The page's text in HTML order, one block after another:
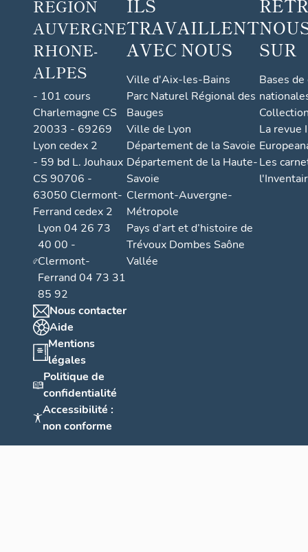
figurée
RÉGION
AUVERGNE
RHONE-
ALPES
- 101 cours
Charlemagne CS
20033 - 69269
Lyon cedex 2
- 59 bd L. Jouhaux
CS 90706 -
63050 Clermont-
Ferrand cedex 2
Lyon 04 26 73
40 00 -
Clermont-
Ferrand 04 73 31
85 92
Nous contacter
Aide
Mentions
légales
Politique de
confidentialité
Accessibilité :
non conforme
ILS
TRAVAILLENT
AVEC NOUS
Ville d'Aix-les-Bains
Parc Naturel Régional des
Bauges
Ville de Lyon
Département de la Savoie
Département de la Haute-
Savoie
Clermont-Auvergne-
Métropole
Pays d’art et d’histoire de
Trévoux Dombes Saône
Vallée
SUR
Bases
La revue
Les